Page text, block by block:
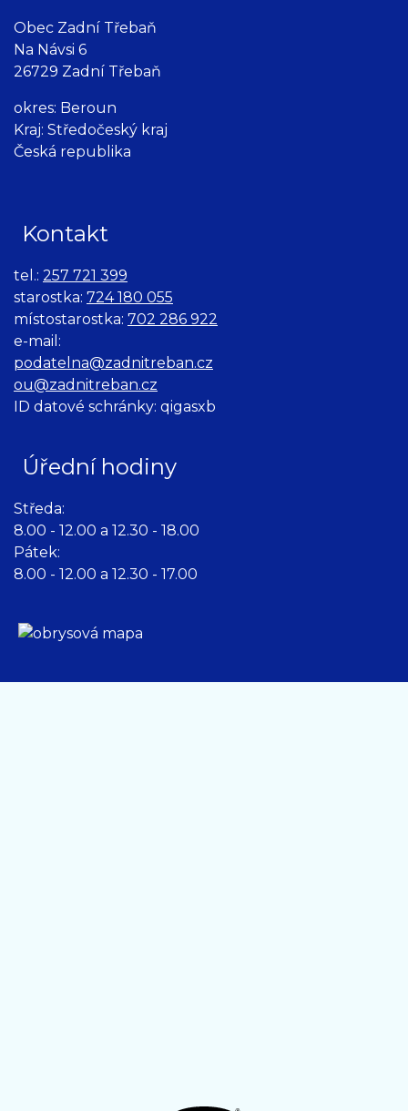
Obec Zadní Třebaň
Na Návsi 6
26729 Zadní Třebaň
okres: Beroun
Kraj: Středočeský kraj
Česká republika
Kontakt
tel.: 257 721 399
starostka: 724 180 055
místostarostka: 702 286 922
e-mail:
podatelna@zadnitreban.cz
ou@zadnitreban.cz
ID datové schránky: qigasxb
Úřední hodiny
Středa:
8.00 - 12.00 a 12.30 - 18.00
Pátek:
8.00 - 12.00 a 12.30 - 17.00